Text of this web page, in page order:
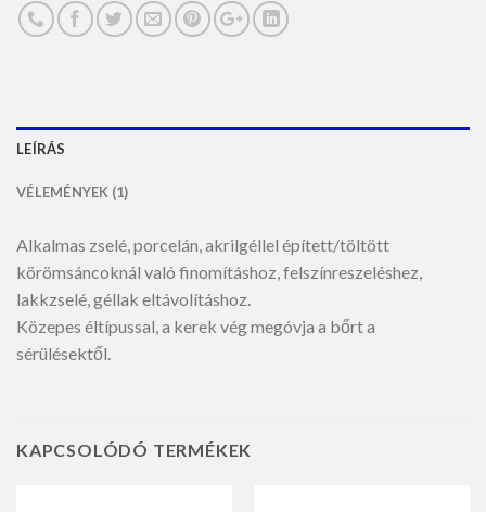
LEÍRÁS
VÉLEMÉNYEK (1)
Alkalmas zselé, porcelán, akrilgéllel épített/töltött
körömsáncoknál való finomításhoz, felszínreszeléshez,
lakkzselé, géllak eltávolításhoz.
Közepes éltípussal, a kerek vég megóvja a bőrt a
sérülésektől.
KAPCSOLÓDÓ TERMÉKEK